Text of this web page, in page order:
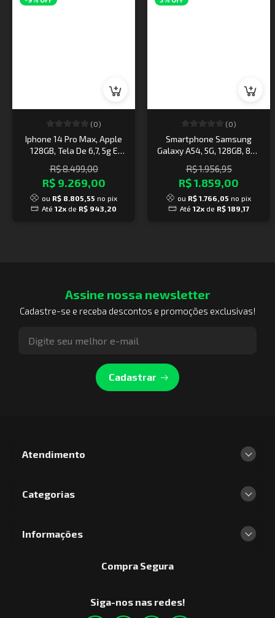
(0)
Iphone 14 Pro Max, Apple
128GB, Tela De 6,7, 5g E
Dourado
R$ 8.499,00
R$ 9.269,00
ou R$ 8.805,55 no pix
Até12x de R$ 943,20
(0)
Smartphone Samsung
Galaxy A54, 5G, 128GB, 8GB
Tripla de 50MP, Tela
Infinita de 6.4, Verde Lima
R$ 1.956,95
R$ 1.859,00
ou R$ 1.766,05 no pix
Até 12xde R$ 189,17
Assine nossa newsletter
Cadastre-se e receba descontos e promoções exclusivas!
Cadastrar
Categorias
Informações
Compra Segura
Atendimento
Siga-nos nas redes!